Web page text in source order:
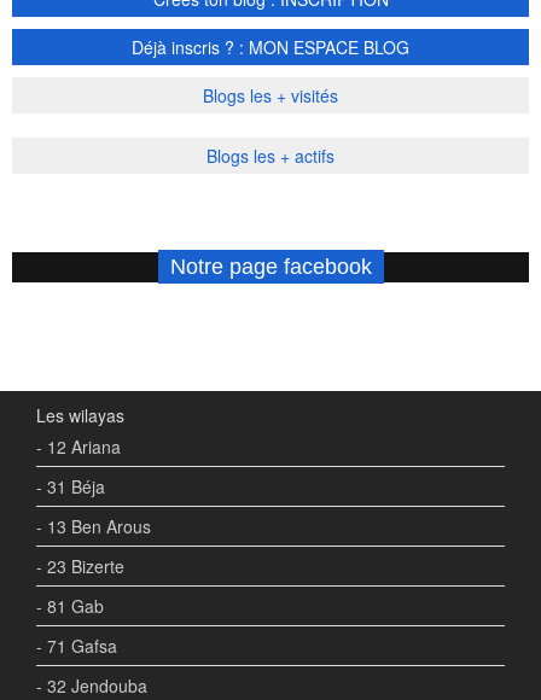
Déjà inscris ? : MON ESPACE BLOG
Blogs les + visités
Blogs les + actifs
Notre page facebook
Les wilayas
- 12 Ariana
- 31 Béja
- 13 Ben Arous
- 23 Bizerte
- 81 Gab
- 71 Gafsa
- 32 Jendouba